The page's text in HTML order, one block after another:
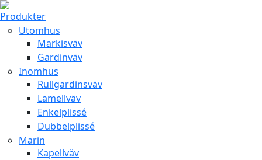
Produkter
Utomhus
Markisväv
Gardinväv
Inomhus
Rullgardinsväv
Lamellväv
Enkelplissé
Dubbelplissé
Marin
Kapellväv